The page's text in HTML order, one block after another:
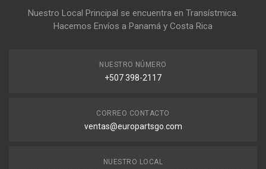
Nuestro Local Principal se encuentra en Transístmica.
Hacemos Envíos a Panamá y Costa Rica
NUESTRO NÚMERO
+507 398-2117
CORREO CONTACTO
ventas@europartsgo.com
NUESTRO LOCAL